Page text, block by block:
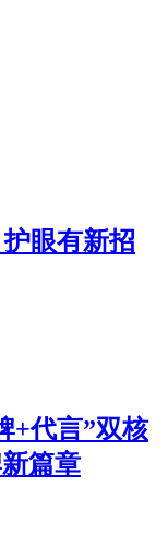
眼有新招
+代言”双核
篇章